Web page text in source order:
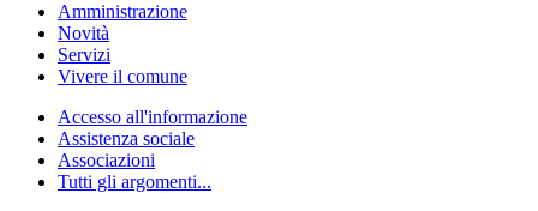
Amministrazione
Novità
Servizi
Vivere il comune
Accesso all'informazione
Assistenza sociale
Associazioni
Tutti gli argomenti...